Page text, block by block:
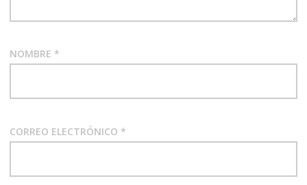
NOMBRE *
CORREO ELECTRÓNICO *